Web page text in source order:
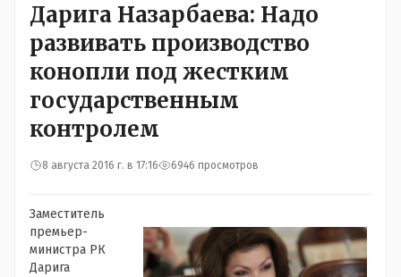
Дарига Назарбаева: Надо
развивать производство
конопли под жестким
государственным
контролем
8 августа 2016 г. в 17:16 6946 просмотров
Заместитель
премьер-
министра РК
Дарига